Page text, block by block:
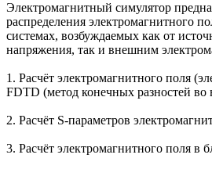
Электромагнитный симулятор
распределения электромагнитного
системах, возбуждаемых как от
напряжения, так и внешним
1. Расчёт электромагнитного поля
FDTD (метод конечных разностей во
2. Расчёт S-параметров
3. Расчёт электромагнитного поля в